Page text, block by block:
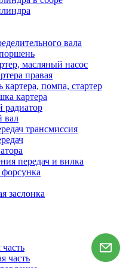
вала
масляный насос
правая
картера, помпа, стартер
картера
радиатор
вал
трансмиссия
передач и вилка
заслонка
часть